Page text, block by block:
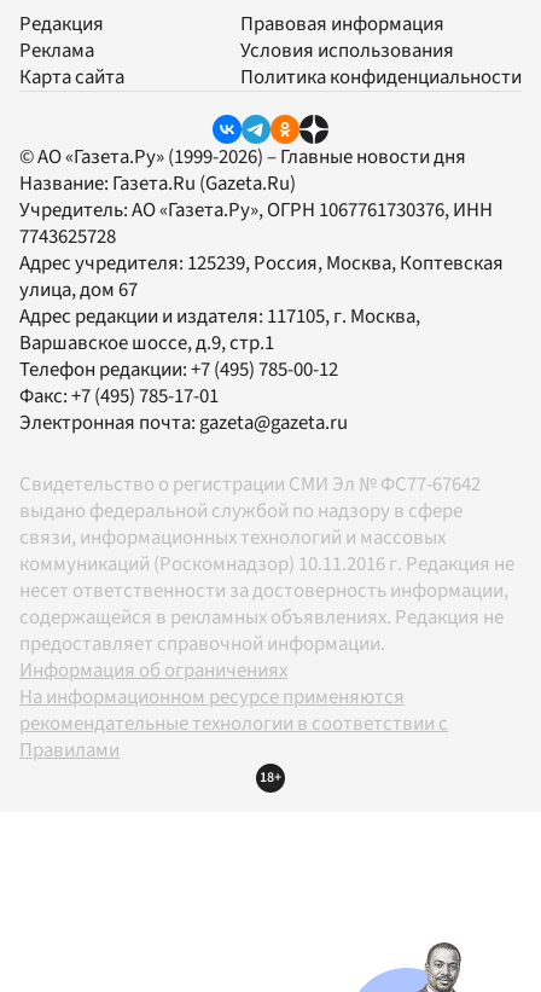
Редакция
Реклама
Карта сайта
Правовая информация
Условия использования
Политика конфиденциальности
© АО «Газета.Ру» (1999-2026) – Главные новости дня
Название: Газета.Ru (Gazeta.Ru)
Учредитель:АО «Газета.Ру», ОГРН 1067761730376, ИНН
7743625728
Адрес учредителя: 125239, Россия, Москва, Коптевская
улица, дом 67
Адрес редакции и издателя: 117105, г. Москва,
Варшавское шоссе, д.9, стр.1
Телефон редакции:+7 (495) 785-00-12
Факс:+7 (495) 785-17-01
Электронная почта:gazeta@gazeta.ru
Свидетельство о регистрации СМИ Эл № ФС77-67642
выдано федеральной службой по надзору в сфере
связи, информационных технологий и массовых
коммуникаций (Роскомнадзор) 10.11.2016 г. Редакция не
несет ответственности за достоверность информации,
содержащейся в рекламных объявлениях. Редакция не
предоставляет справочной информации.
Информация об ограничениях
На информационном ресурсе применяются
рекомендательные технологии в соответствии с
Правилами
18+